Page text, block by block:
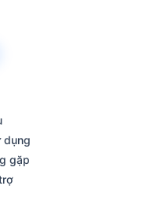
dụng
gặp